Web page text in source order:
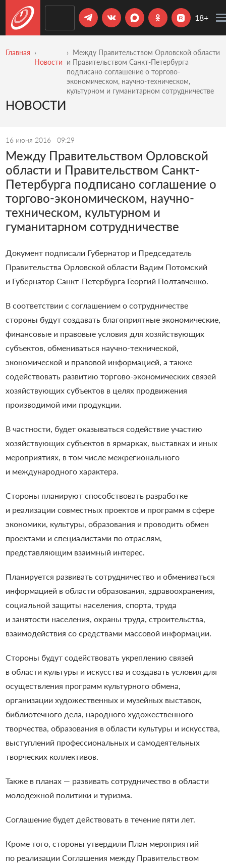
18+
Главная
Новости
Между Правительством Орловской области
и Правительством Санкт-Петербурга
подписано соглашение о торгово-
экономическом, научно-техническом,
культурном и гуманитарном сотрудничестве
НОВОСТИ
16 июня 2016 09:29
Между Правительством Орловской
области и Правительством Санкт-
Петербурга подписано соглашение о
торгово-экономическом, научно-
техническом, культурном и
гуманитарном сотрудничестве
Документ подписали Губернатор и Председатель
Правительства Орловской области Вадим Потомский
и Губернатор Санкт-Петербурга Георгий Полтавченко.
В соответствии с соглашением о сотрудничестве
стороны будут создавать благоприятные экономические,
финансовые и правовые условия для хозяйствующих
субъектов, обмениваться научно-технической,
экономической и правовой информацией, а также
содействовать развитию торгово-экономических связей
хозяйствующих субъектов в целях продвижения
производимой ими продукции.
В частности, будет оказываться содействие участию
хозяйствующих субъектов в ярмарках, выставках и иных
мероприятиях, в том числе межрегионального
и международного характера.
Стороны планируют способствовать разработке
и реализации совместных проектов и программ в сфере
экономики, культуры, образования и проводить обмен
проектами и специалистами по отраслям,
представляющим взаимный интерес.
Планируется развивать сотрудничество и обмениваться
информацией в области образования, здравоохранения,
социальной защиты населения, спорта, труда
и занятости населения, охраны труда, строительства,
взаимодействия со средствами массовой информации.
Стороны будут содействовать укреплению связей
в области культуры и искусства и создавать условия для
осуществления программ культурного обмена,
организации художественных и музейных выставок,
библиотечного дела, народного художественного
творчества, образования в области культуры и искусства,
выступлений профессиональных и самодеятельных
творческих коллективов.
Также в планах — развивать сотрудничество в области
молодежной политики и туризма.
Соглашение будет действовать в течение пяти лет.
Кроме того, стороны утвердили План мероприятий
по реализации Соглашения между Правительством